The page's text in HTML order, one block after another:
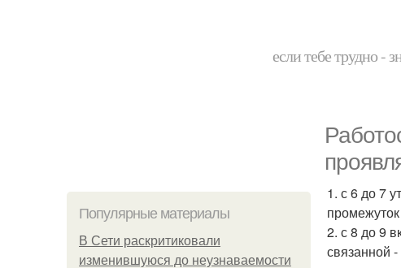
если тебе трудно -
Популярные материалы
В Сети раскритиковали
изменившуюся до неузнаваемости
1. с 6 до 7
2. с 8 до 9
связанной